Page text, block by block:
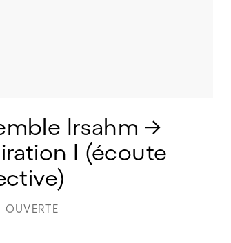
Irsahm →
I (écoute
OUVERTE